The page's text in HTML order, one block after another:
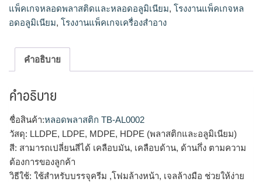
แพ็คเกจหลอดพลาสติดและหลอดอลูมิเนียม, โรงงานแพ็คเกจหล
อดอลูมิเนียม, โรงงานแพ็คเกจเครื่องสำอาง
คำอธิบาย
คำอธิบาย
ชื่อสินค้า:หลอดพลาสติก TB-AL0002
วัสดุ: LLDPE, LDPE, MDPE, HDPE (พลาสติกและอลูมิเนียม)
สี: สามารถเปลี่ยนสีได้ เคลือบมัน, เคลือบด้าน, ด้านกึ่ง ตามความ
ต้องการของลูกค้า
วิธีใช้: ใช้สำหรับบรรจุครีม ,โฟมล้างหน้า, เจลล้างมือ ช่วยให้ง่าย